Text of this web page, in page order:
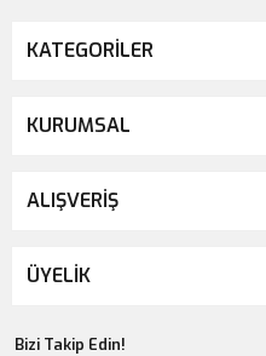
KATEGORİLER
KURUMSAL
ALIŞVERİŞ
ÜYELİK
Bizi Takip Edin!